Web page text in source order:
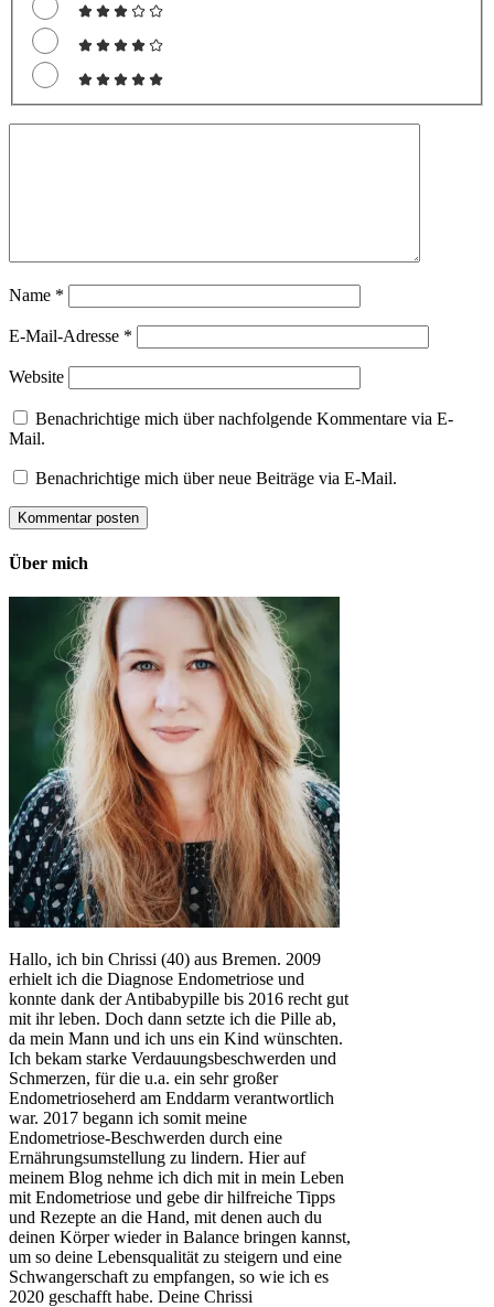
Name *
E-Mail-Adresse *
Website
Benachrichtige mich über nachfolgende Kommentare via E-
Mail.
Benachrichtige mich über neue Beiträge via E-Mail.
Über mich
Hallo, ich bin Chrissi (40) aus Bremen. 2009
erhielt ich die Diagnose Endometriose und
konnte dank der Antibabypille bis 2016 recht gut
mit ihr leben. Doch dann setzte ich die Pille ab,
da mein Mann und ich uns ein Kind wünschten.
Ich bekam starke Verdauungsbeschwerden und
Schmerzen, für die u.a. ein sehr großer
Endometrioseherd am Enddarm verantwortlich
war. 2017 begann ich somit meine
Endometriose-Beschwerden durch eine
Ernährungsumstellung zu lindern. Hier auf
meinem Blog nehme ich dich mit in mein Leben
mit Endometriose und gebe dir hilfreiche Tipps
und Rezepte an die Hand, mit denen auch du
deinen Körper wieder in Balance bringen kannst,
um so deine Lebensqualität zu steigern und eine
Schwangerschaft zu empfangen, so wie ich es
2020 geschafft habe. Deine Chrissi